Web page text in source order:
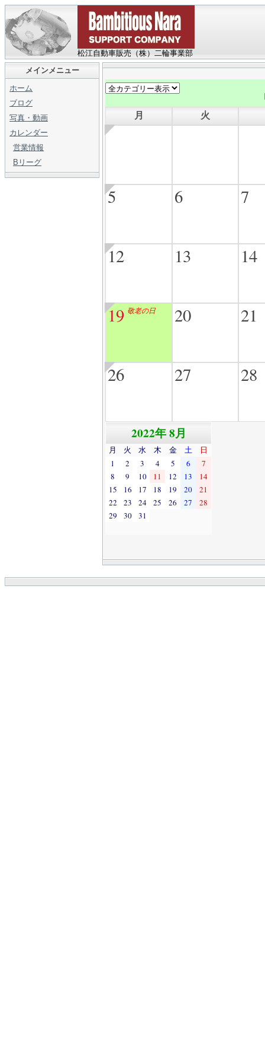
松江自動車販売（株）二輪事業部
メインメニュー
ホーム
ブログ
写真・動画
カレンダー
営業情報
Bリーグ
月 火
5 6 7
12 13 14
19 敬老の日 20 21
26 27 28
2022年 8月
月 火 水 木 金 土
日
1
2 3 4 5 6
7
8
9 10 11 12 13
14
15
16 17 18 19 20
21
22
23 24 25 26 27
28
29
30 31